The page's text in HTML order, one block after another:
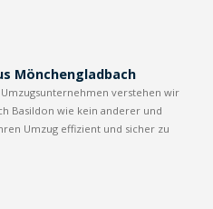
Mönchengladbach
Umzugsunternehmen verstehen wir
Basildon wie kein anderer und
Umzug effizient und sicher zu